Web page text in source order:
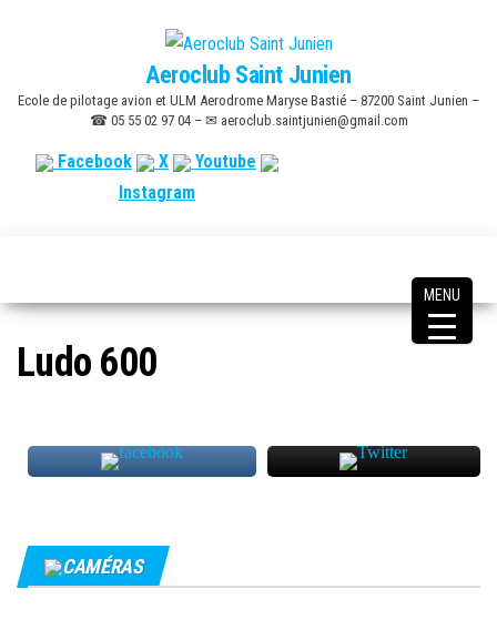
content
Aeroclub Saint Junien
Ecole de pilotage avion et ULM Aerodrome Maryse Bastié – 87200 Saint Junien –
☎ 05 55 02 97 04 – ✉ aeroclub.saintjunien@gmail.com
Facebook X
Youtube
Instagram
Ludo 600
CAMÉRAS
MENU